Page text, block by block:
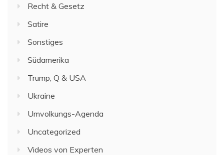
Recht & Gesetz
Satire
Sonstiges
Südamerika
Trump, Q & USA
Ukraine
Umvolkungs-Agenda
Uncategorized
Videos von Experten